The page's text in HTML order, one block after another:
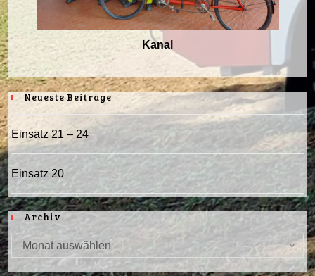
Kanal
Neueste Beiträge
Einsatz 21 – 24
Einsatz 20
Archiv
Archiv
Monat auswählen